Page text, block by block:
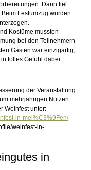
Dann fiel
Festumzug wurden
Kostüme mussten
bei den Teilnehmern
Gästen war einzigartig,
tolles Gefühl dabei
der Veranstaltung
mehrjährigen Nutzen
Weinfest unter:
in-mei%C3%9Fen/
weinfest-in-
in